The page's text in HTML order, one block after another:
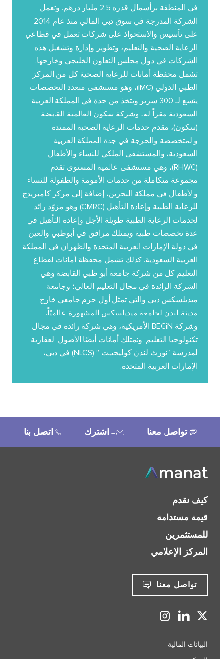
في المنطقة برأسمال قدره 2.5 مليار درهم. وتعمل
الشركة المدرجة في سوق دبي المالي منذ عام 2014
على تأسيس والاستحواذ على شركات تعمل في قطاعي
الرعاية الصحية والتعليم، وتطوير وإدارة وتشغيل هذه
الشركات في دول مجلس التعاون الخليجي وخارجها.
تشمل محفظة أمانات للرعاية الصحية كل من المركز
الطبي الدولي (IMC)، وهو مستشفى متعدد التخصصات
يتسع لـ 300 سرير ويتخذ من جدة في المملكة العربية
السعودية مقراً له، وشركة سكون العالمية القابضة
(سكون)، مقدم خدمات الرعاية الصحية الممتدة
والمتخصصة والحرجة في جدة المملكة العربية
السعودية، والمستشفى الملكي للنساء والأطفال
(RHWC)، وهي مستشفى عالمية المستوى تقدم
مجموعة متكاملة من خدمات الأمومة والطفولة للنساء
والأطفال في مملكة البحرين، إضافة إلى مركز كامبريدج
للرعاية الطبية وإعادة التأهيل (CMRC) وهو مزوّد رائد
لخدمات الرعاية الطبية طويلة الأجل وإعادة التأهيل في
عدة تخصصات طبية ويمتلك مرافق في أبوظبي والعين
في دولة الإمارات العربية المتحدة والظهران في المملكة
العربية السعودية. كذلك تشمل محفظة أمانات لقطاع
التعليم كل من شركة جامعة أبو ظبي القابضة وهي
الشركة الرائدة في مجال التعليم العالي؛ وجامعة
ميديلسكس دبي والتي تمثل أول حرم جامعي خارج
مدينة لندن لجامعة ميديلسكس المشهورة عالميًاً،
وشركة BEGiN الأمريكية، وهي شركة رائدة في مجال
تكنولوجيا التعليم. وتمتلك أمانات أيضًا الأصول العقارية
لمدرسة “نورث لندن كوليجييت ” (NLCS) في دبي،
الإمارات العربية المتحدة.
تواصل معنا اشترك اتصل بنا
كيف نقدم
قيمة مستدامة
للمستثمرين
المركز الإعلامي
تواصل معنا
‫‫البيانات‬ المالية‬